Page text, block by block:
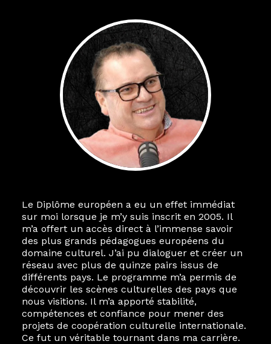
Le Diplôme européen a eu un effet immédiat
sur moi lorsque je m’y suis inscrit en 2005. Il
m’a offert un accès direct à l’immense savoir
des plus grands pédagogues européens du
domaine culturel. J’ai pu dialoguer et créer un
réseau avec plus de quinze pairs issus de
différents pays. Le programme m’a permis de
découvrir les scènes culturelles des pays que
nous visitions. Il m’a apporté stabilité,
compétences et confiance pour mener des
projets de coopération culturelle internationale.
Ce fut un véritable tournant dans ma carrière.